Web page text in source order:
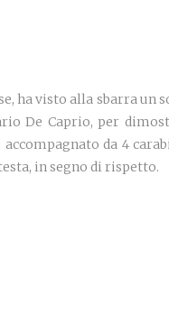
ha visto alla sbarra
De Caprio, per
da 4
in segno di rispetto.